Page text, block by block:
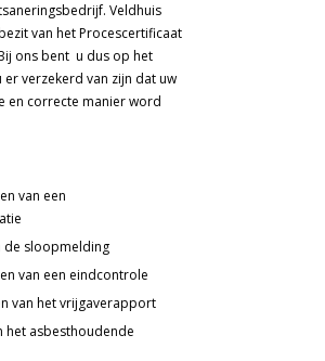
Veldhuis
van het Procescertificaat
ons bent u dus op het
er verzekerd van zijn dat uw
en correcte manier word
van een
de sloopmelding
van een eindcontrole
van het vrijgaverapport
het asbesthoudende